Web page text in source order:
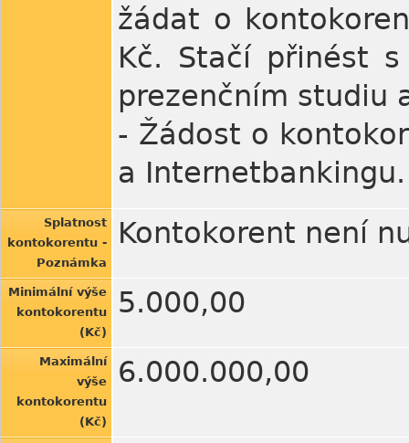
žádat o
Kč. Stačí přinést
prezenčním studiu
- Žádost o
a Internetbankingu.
Splatnost
kontokorentu -
Poznámka
Kontokorent není
Minimální výše
kontokorentu
(Kč)
5.000,00
Maximální
výše
kontokorentu
(Kč)
6.000.000,00